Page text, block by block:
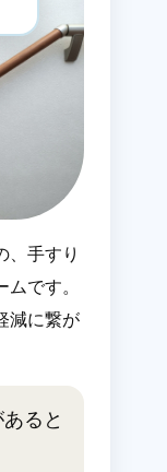
、手すり
です。
減に繋が
ると